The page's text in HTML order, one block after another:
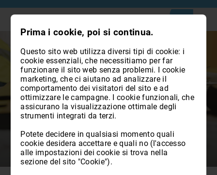
Novità 2026 | Collegio dei
Geometri e Geometri Laureati
Prima i cookie, poi si continua.
Questo sito web utilizza diversi tipi di cookie: i
cookie essenziali, che necessitiamo per far
funzionare il sito web senza problemi. I cookie
marketing, che ci aiutano ad analizzare il
comportamento dei visitatori del sito e ad
ottimizzare le campagne. I cookie funzionali, che
assicurano la visualizzazione ottimale degli
strumenti integrati da terzi.
Potete decidere in qualsiasi momento quali
cookie desidera accettare e quali no (l'accesso
alle impostazioni dei cookie si trova nella
sezione del sito "Cookie").